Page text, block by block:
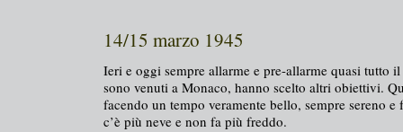
14/15 marzo 1945
Ieri e oggi sempre allarme e pre-allarme quasi tutto
sono venuti a Monaco, hanno scelto altri obiettivi.
facendo un tempo veramente bello, sempre sereno e
c’è più neve e non fa più freddo.